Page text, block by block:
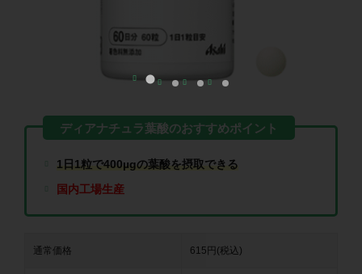
1日1粒で400µgの葉酸を摂取できる
国内工場生産
通常価格 615円(税込)